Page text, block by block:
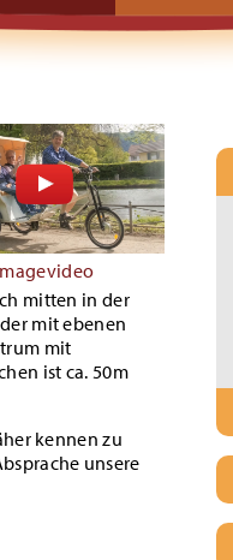
mitten in der
mit ebenen
mit
ist ca. 50m
kennen zu
unsere